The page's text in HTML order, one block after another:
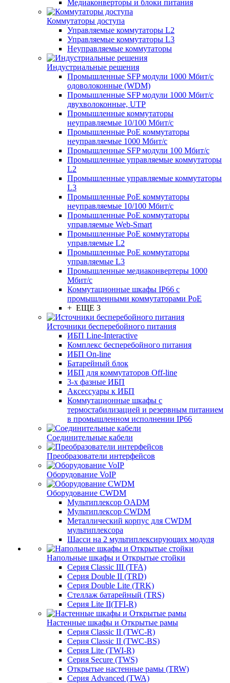
Медиаконверторы и блоки питания
Коммутаторы доступа
Управляемые коммутаторы L2
Управляемые коммутаторы L3
Неуправляемые коммутаторы
Индустриальные решения
Промышленные SFP модули 1000 Мбит/c
одоволоконные (WDM)
Промышленные SFP модули 1000 Мбит/c
двухволоконные, UTP
Промышленные коммутаторы
неуправляемые 10/100 Мбит/с
Промышленные PoE коммутаторы
неуправляемые 1000 Мбит/с
Промышленные SFP модули 100 Мбит/c
Промышленные управляемые коммутаторы
L2
Промышленные управляемые коммутаторы
L3
Промышленные PoE коммутаторы
неуправляемые 10/100 Мбит/с
Промышленные PoE коммутаторы
управляемые Web-Smart
Промышленные PoE коммутаторы
управляемые L2
Промышленные PoE коммутаторы
управляемые L3
Промышленные медиаконвертеры 1000
Мбит/с
Коммутационные шкафы IP66 c
промышленными коммутаторами PoE
+ ЕЩЕ 3
Источники бесперебойного питания
ИБП Line-Interactive
Комплекс бесперебойного питания
ИБП On-line
Батарейный блок
ИБП для коммутаторов Off-line
3-х фазные ИБП
Аксессуары к ИБП
Коммутационные шкафы с
термостабилизацией и резервным питанием
в промышленном исполнении IP66
Соединительные кабели
Преобразователи интерфейсов
Оборудование VoIP
Оборудование CWDM
Мультиплекcор OADM
Мультиплексор CWDM
Металлический корпус для CWDM
мультиплексора
Шасси на 2 мультиплексирующих модуля
Напольные шкафы и Открытые стойки
Серия Classic III (TFA)
Серия Double II (TRD)
Серия Double Lite (TRK)
Стеллаж батарейный (TRS)
Серия Lite II(TFI-R)
Настенные шкафы и Открытые рамы
Серия Classic II (TWC-R)
Серия Classic II (TWC-BS)
Серия Lite (TWI-R)
Серия Secure (TWS)
Открытые настенные рамы (TRW)
Серия Advanced (TWA)